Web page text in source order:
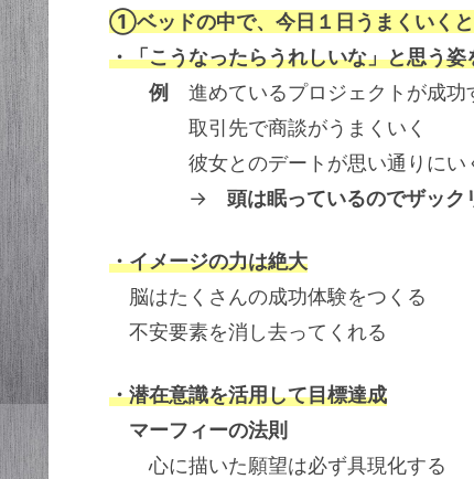
①ベッドの中で、今日１日うまくいくと
・「こうなったらうれしいな」と思う
例 進めているプロジェクトが成功
取引先で商談がうまくいく
彼女とのデートが思い通りにい
→ 頭は眠っているのでザック
・イメージの力は絶大
脳はたくさんの成功体験をつくる
不安要素を消し去ってくれる
・潜在意識を活用して目標達成
マーフィーの法則
心に描いた願望は必ず具現化する